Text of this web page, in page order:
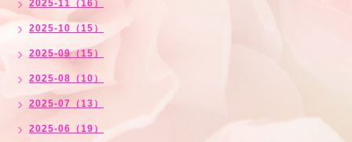
2025-11（16）
2025-10（15）
2025-09（15）
2025-08（10）
2025-07（13）
2025-06（19）